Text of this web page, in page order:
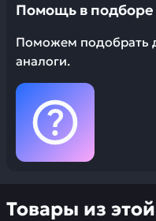
Помощь в подборе
Поможем подобрать
аналоги.
Товары из